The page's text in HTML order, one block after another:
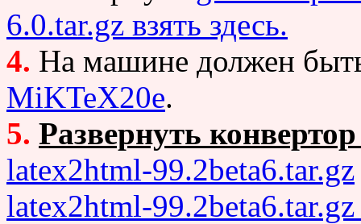
6.0.tar.gz взять здесь.
4. На машине должен
MiKTeX20e.
5. Развернуть
latex2html-99.2beta6.tar.gz
latex2html-